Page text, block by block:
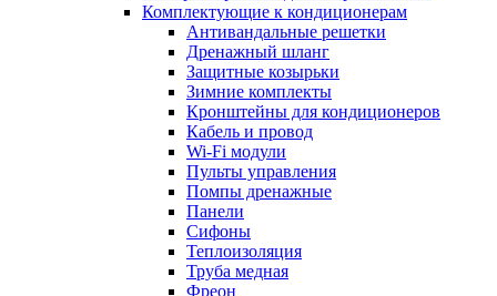
Комплектующие к кондиционерам
Антивандальные решетки
Дренажный шланг
Защитные козырьки
Зимние комплекты
Кронштейны для кондиционеров
Кабель и провод
Wi-Fi модули
Пульты управления
Помпы дренажные
Панели
Сифоны
Теплоизоляция
Труба медная
Фреон